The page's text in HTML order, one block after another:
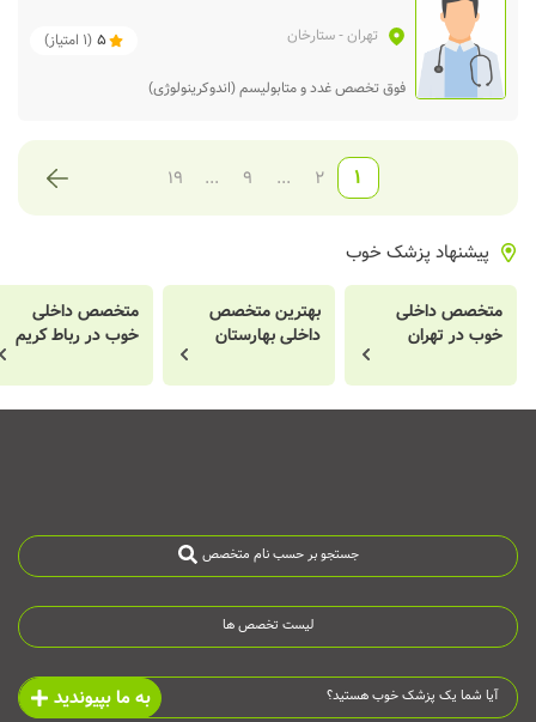
تهران- ستارخان 5
(
1 امتیاز)
فوق تخصص غدد و متابولیسم (اندوکرینولوژی)
1
2
...
9
...
19
پیشنهاد پزشک خوب
متخصص داخلی
خوب در تهران
بهترین متخصص
داخلی بهارستان
متخصص داخلی
خوب در رباط کریم
جستجو بر حسب نام متخصص
لیست تخصص ها
آیا شما یک پزشک خوب هستید؟ به ما بپیوندید